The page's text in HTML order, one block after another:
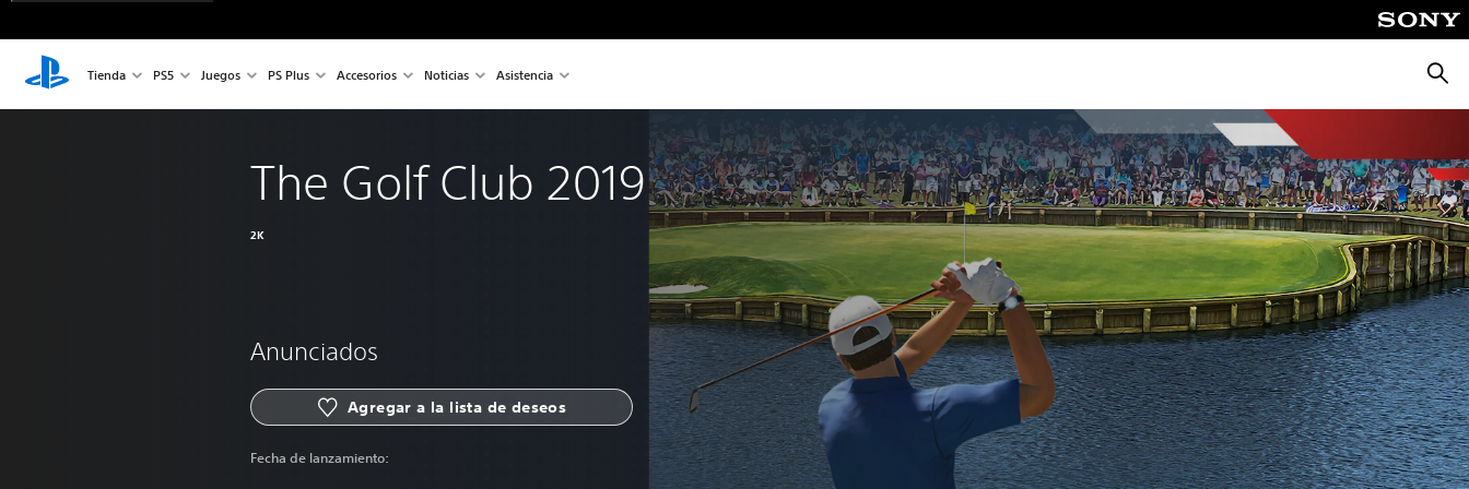
Tienda PS5 Juegos PS Plus Accesorios Noticias Asistencia
The Golf Club 2019
2K
Anunciados
Agregar a la lista de deseos
Fecha de lanzamiento: